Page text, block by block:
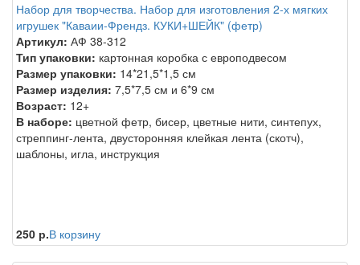
Набор для творчества. Набор для изготовления 2-х мягких
игрушек "Каваии-Френдз. КУКИ+ШЕЙК" (фетр)
Артикул: АФ 38-312
Тип упаковки: картонная коробка с европодвесом
Размер упаковки: 14*21,5*1,5 см
Размер изделия: 7,5*7,5 см и 6*9 см
Возраст: 12+
В наборе: цветной фетр, бисер, цветные нити, синтепух,
стреппинг-лента, двусторонняя клейкая лента (скотч),
шаблоны, игла, инструкция
250 р.В корзину